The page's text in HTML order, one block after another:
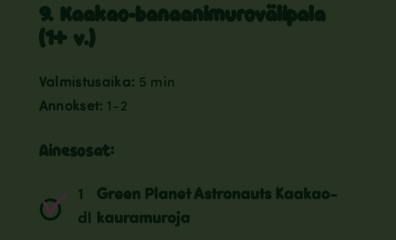
9. Kaakao-banaanimurovälipala
(1+ v.)
Valmistusaika: 5 min
Annokset: 1-2
Ainesosat:
1
dl
Green Planet Astronauts Kaakao-
kauramuroja